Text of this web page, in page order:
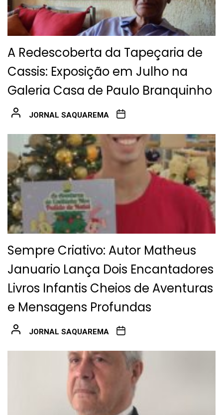
A Redescoberta da Tapeçaria de
Cassis: Exposição em Julho na
Galeria Casa de Paulo Branquinho
JORNAL SAQUAREMA
Sempre Criativo: Autor Matheus
Januario Lança Dois Encantadores
Livros Infantis Cheios de Aventuras
e Mensagens Profundas
JORNAL SAQUAREMA